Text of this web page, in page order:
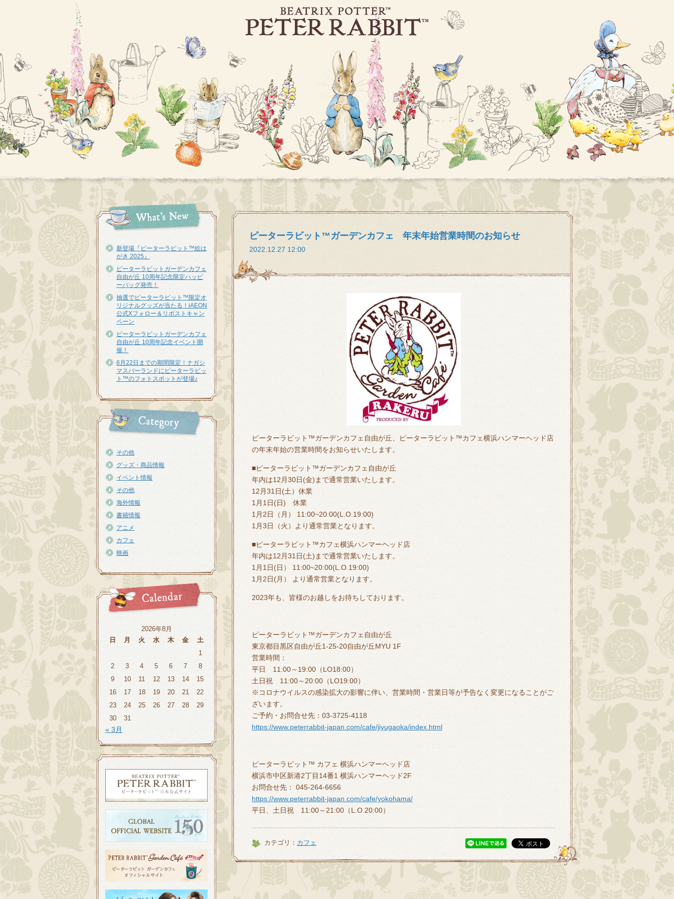
新登場『ピーターラビット™︎絵は
がき 2025』
ピーターラビットガーデンカフェ
自由が丘 10周年記念限定ハッピ
ーバッグ発売！
抽選でピーターラビット™限定オ
リジナルグッズが当たる！iAEON
公式Xフォロー＆リポストキャン
ペーン
ピーターラビットガーデンカフェ
自由が丘 10周年記念イベント開
催！
6月22日までの期間限定！ナガシ
マスパーランドにピーターラビッ
ト™のフォトスポットが登場♪
その他
グッズ・商品情報
イベント情報
その他
海外情報
書籍情報
アニメ
カフェ
映画
2026年8月
日
月 火 水 木 金
土
1
2
3 4 5 6 7
8
9
10 11 12 13 14
15
16
17 18 19 20 21
22
23
24 25 26 27 28
29
30
31
« 3月
ピーターラビット™ガーデンカフェ 年末年始営業時間のお知らせ
2022.12.27 12:00
ピーターラビット™ガーデンカフェ自由が丘、ピーターラビット™カフェ横浜ハンマーヘッド店
の年末年始の営業時間をお知らせいたします。
■ピーターラビット™ガーデンカフェ自由が丘
年内は12月30日(金)まで通常営業いたします。
12月31日(土）休業
1月1日(日) 休業
1月2日（月） 11:00~20:00(L.O.19:00)
1月3日（火）より通常営業となります。
■ピーターラビット™カフェ横浜ハンマーヘッド店
年内は12月31日(土)まで通常営業いたします。
1月1日(日） 11:00~20:00(L.O.19:00)
1月2日(月） より通常営業となります。
2023年も、皆様のお越しをお待ちしております。
ピーターラビット™ガーデンカフェ自由が丘
東京都目黒区自由が丘1-25-20自由が丘MYU 1F
営業時間：
平日 11:00～19:00（LO18:00）
土日祝 11:00～20:00（LO19:00）
※コロナウイルスの感染拡大の影響に伴い、営業時間・営業日等が予告なく変更になることがご
ざいます。
ご予約・お問合せ先：03-3725-4118
https://www.peterrabbit-japan.com/cafe/jiyugaoka/index.html
ピーターラビット™ カフェ 横浜ハンマーヘッド店
横浜市中区新港2丁目14番1 横浜ハンマーヘッド2F
お問合せ先： 045-264-6656
https://www.peterrabbit-japan.com/cafe/yokohama/
平日、土日祝 11:00～21:00（L.O.20:00）
カテゴリ： カフェ